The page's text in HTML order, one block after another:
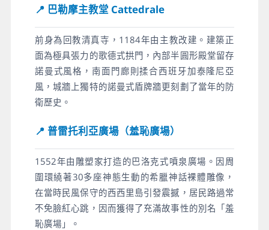
📍 巴勒摩主教堂 Cattedrale
前身為回教清真寺，1184年由主教改建。建築正
面為極具張力的歌德式拱門，內部半圓形殿堂留存
諾曼式風格，南面門廊則揉合西班牙加泰隆尼亞
風，城牆上獨特的諾曼式盾牌牆更刻劃了當年的防
衛歷史。
📍 普雷托利亞廣場（羞恥廣場）
1552年由雕塑家打造的巴洛克式噴泉廣場。因周
圍環繞著30多座神態生動的希臘神話裸體雕像，
在當時民風保守的西西里島引發震撼，居民路過常
不免臉紅心跳，因而獲得了充滿故事性的別名「羞
恥廣場」。